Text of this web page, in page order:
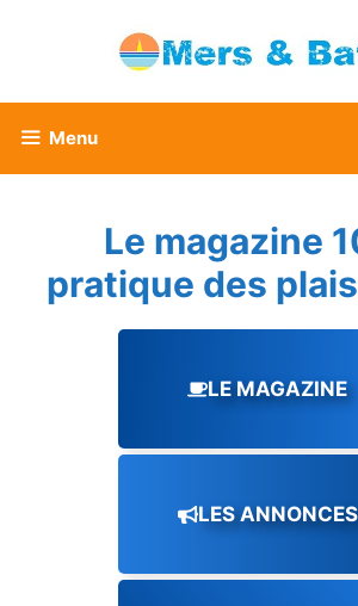
Menu
Le magazine
pratique des
LE MAGAZINE
LES ANNONCES